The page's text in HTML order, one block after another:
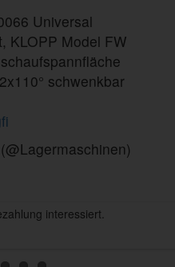
Universal
KLOPP Model FW
schwenkbar
interessiert.